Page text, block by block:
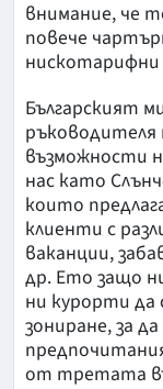
внимание, че
повече
нискотарифни
Българският
ръководителя
възможности
нас като
които
клиенти с
ваканции,
др. Ето защо
ни курорти
зониране, за
от третата